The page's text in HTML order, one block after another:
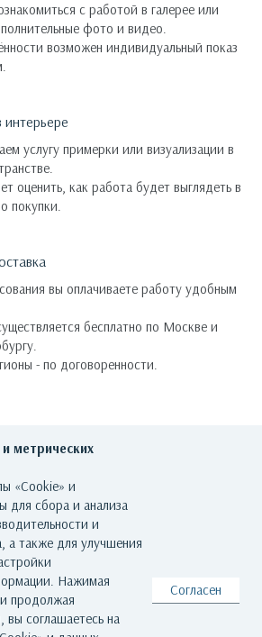
с работой в галерее или
фото и видео.
возможен индивидуальный показ
услугу примерки или визуализации в
оценить, как работа будет выглядеть в
покупки.
вы оплачиваете работу удобным
бесплатно по Москве и
- по договоренности.
О ГАЛЕРЕЕ
СОБЫТИЯ
метрических
«Cookie» и
для сбора и анализа
и
а также для улучшения
Нажимая
продолжая
вы соглашаетесь на
Согласен